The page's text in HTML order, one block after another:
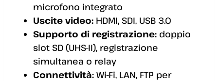
microfono integrato
Uscite video: HDMI, SDI, USB 3.0
Supporto di registrazione: doppio
slot SD (UHS-II), registrazione
simultanea o relay
Connettività: Wi-Fi, LAN, FTP per